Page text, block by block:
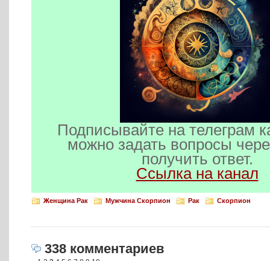
Подписывайте на телеграм
можно задать вопросы
получить ответ.
Ссылка на канал
Женщина Рак Мужчина Скорпион Рак Скорпион
338 комментариев